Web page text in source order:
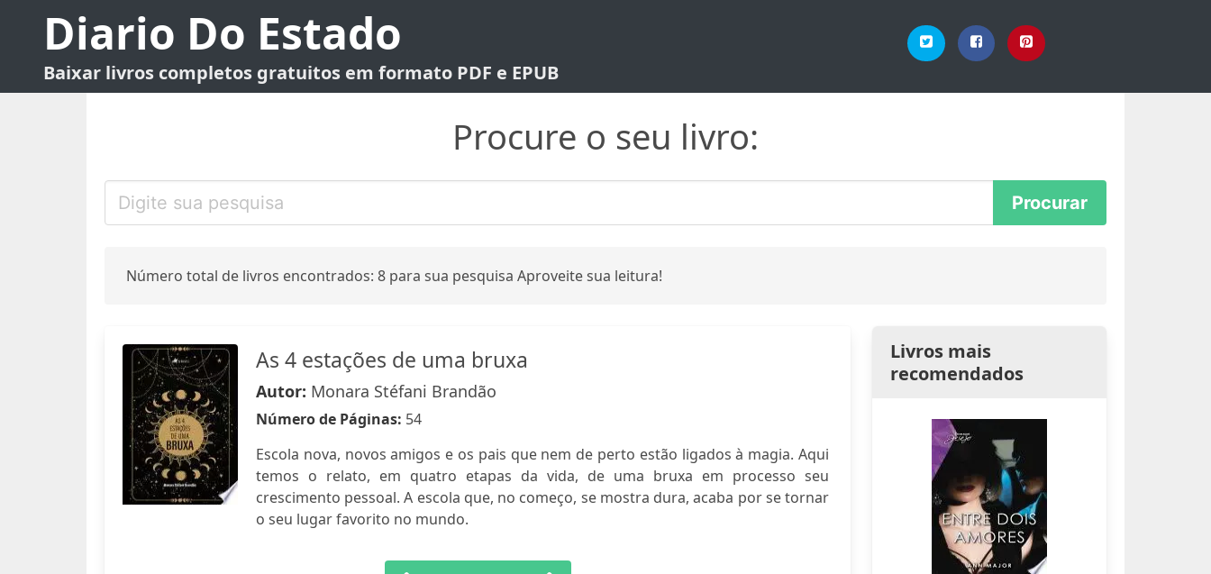
Diario Do Estado
Baixar livros completos gratuitos em formato PDF e EPUB
Procure o seu livro:
Número total de livros encontrados: 8 para sua pesquisa Aproveite sua leitura!
As 4 estações de uma bruxa
Autor: Monara Stéfani Brandão
Número de Páginas: 54
Escola nova, novos amigos e os pais que nem de perto estão ligados à magia. Aqui
temos o relato, em quatro etapas da vida, de uma bruxa em processo seu
crescimento pessoal. A escola que, no começo, se mostra dura, acaba por se tornar
o seu lugar favorito no mundo.
Livros mais
recomendados